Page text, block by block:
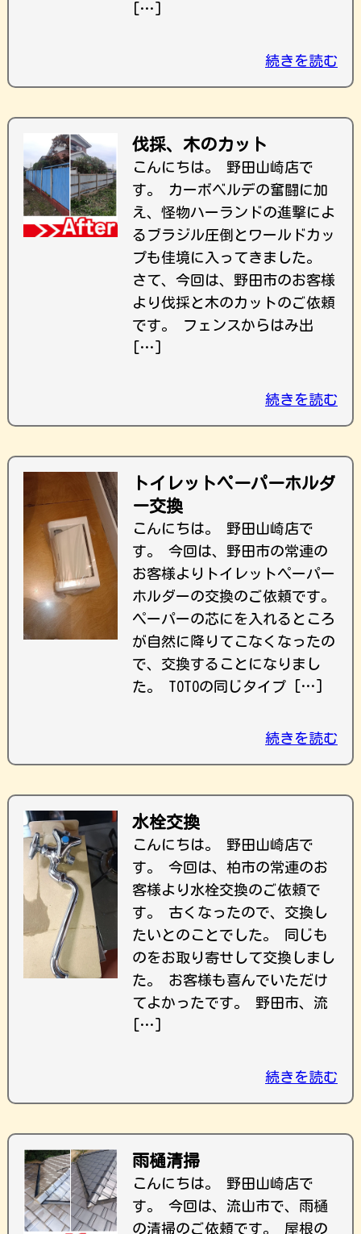
[…]
続きを読む
伐採、木のカット
こんにちは。 野田山崎店で
す。 カーボベルデの奮闘に加
え、怪物ハーランドの進撃によ
るブラジル圧倒とワールドカッ
プも佳境に入ってきました。
さて、今回は、野田市のお客様
より伐採と木のカットのご依頼
です。 フェンスからはみ出
[…]
続きを読む
トイレットペーパーホルダ
ー交換
こんにちは。 野田山崎店で
す。 今回は、野田市の常連の
お客様よりトイレットペーパー
ホルダーの交換のご依頼です。
ペーパーの芯にを入れるところ
が自然に降りてこなくなったの
で、交換することになりまし
た。 TOTOの同じタイプ […]
続きを読む
水栓交換
こんにちは。 野田山崎店で
す。 今回は、柏市の常連のお
客様より水栓交換のご依頼で
す。 古くなったので、交換し
たいとのことでした。 同じも
のをお取り寄せして交換しまし
た。 お客様も喜んでいただけ
てよかったです。 野田市、流
[…]
続きを読む
雨樋清掃
こんにちは。 野田山崎店で
す。 今回は、流山市で、雨樋
の清掃のご依頼です。 屋根の